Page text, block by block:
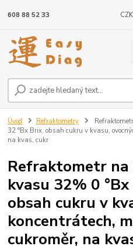
608 88 52 33
Úvod Refraktometry
32 °Bx Brix, obsah cukru v kvasu,
na kvas, cukr
Refraktometr na
kvasu 32% 0
obsah cukru v
koncentrátech,
cukroměr, na